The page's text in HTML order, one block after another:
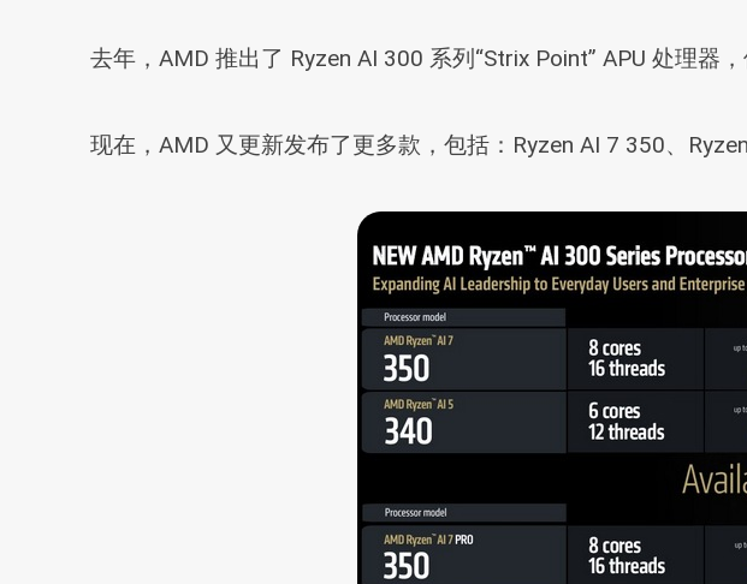
去年，AMD 推出了 Ryzen AI 300 系列“Strix Point” APU 处理器
现在，AMD 又更新发布了更多款，包括：Ryzen AI 7 350、